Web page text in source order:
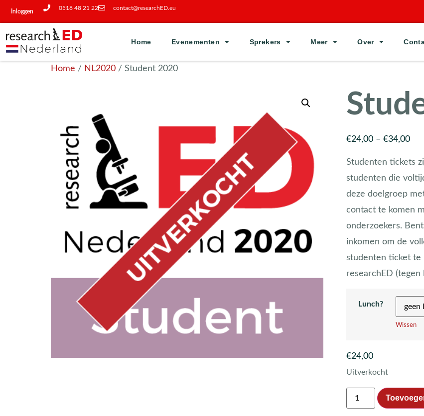
Inloggen
0518 48 21 22 contact@researchED.eu
Home Evenementen Sprekers Meer Over
Home / NL2020 / Student 2020
€24,00 – €34,00
Studenten tickets
studenten die
deze doelgroep
contact te komen
onderzoekers.
inkomen om de
studenten ticket te
researchED
Lunch?
Wissen
€24,00
Uitverkocht